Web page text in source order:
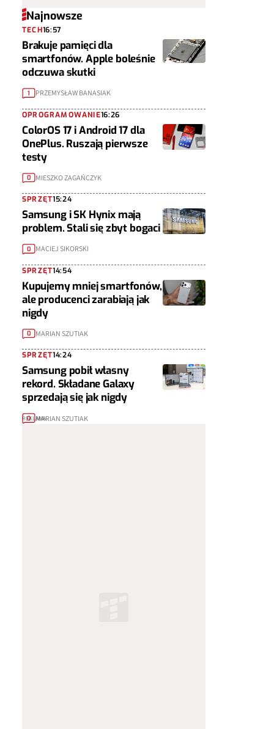
Najnowsze
TECH16:57
Brakuje pamięci dla
smartfonów. Apple boleśnie
odczuwa skutki
1 PRZEMYSŁAW BANASIAK
OPROGRAMOWANIE16:26
ColorOS 17 i Android 17 dla
OnePlus. Ruszają pierwsze
testy
0 MIESZKO ZAGAŃCZYK
SPRZĘT15:24
Samsung i SK Hynix mają
problem. Stali się zbyt bogaci
0 MACIEJ SIKORSKI
SPRZĘT14:54
Kupujemy mniej smartfonów,
ale producenci zarabiają jak
nigdy
0 MARIAN SZUTIAK
SPRZĘT14:24
Samsung pobił własny
rekord. Składane Galaxy
sprzedają się jak nigdy
0 MARIAN SZUTIAK